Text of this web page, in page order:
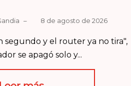
– 8 de agosto de 2026
segundo y el router ya no tira",
se apagó solo y...